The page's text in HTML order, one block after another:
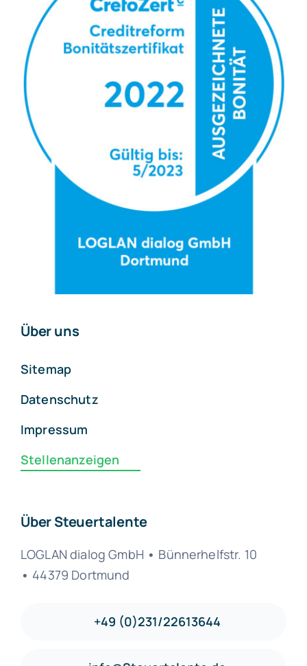
Über uns
Sitemap
Datenschutz
Impressum
Stellenanzeigen
Über Steuertalente
LOGLAN dialog GmbH • Bünnerhelfstr. 10
• 44379 Dortmund
+49 (0)231/22613644